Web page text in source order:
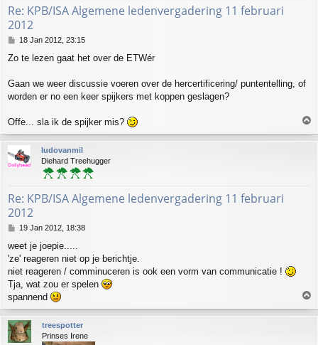
Re: KPB/ISA Algemene ledenvergadering 11 februari
2012
P
s
18 Jan 2012, 23:15
Zo te lezen gaat het over de ETWér
Gaan we weer discussie voeren over de hercertificering/ puntentelling, of
worden er no een keer spijkers met koppen geslagen?
Offe... sla ik de spijker mis?
p
ludovanmil
Diehard Treehugger
Re: KPB/ISA Algemene ledenvergadering 11 februari
2012
P
s
t
19 Jan 2012, 18:38
weet je joepie.....
'ze' reageren niet op je berichtje.
niet reageren / comminuceren is ook een vorm van communicatie !
Tja, wat zou er spelen
spannend
p
treespotter
Prinses Irene